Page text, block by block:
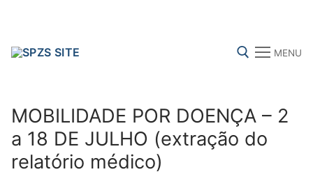
Search for:
MENU
FENPROF CGTP-IN FRENTE COMUM
MOBILIDADE POR DOENÇA – 2
a 18 DE JULHO (extração do
relatório médico)